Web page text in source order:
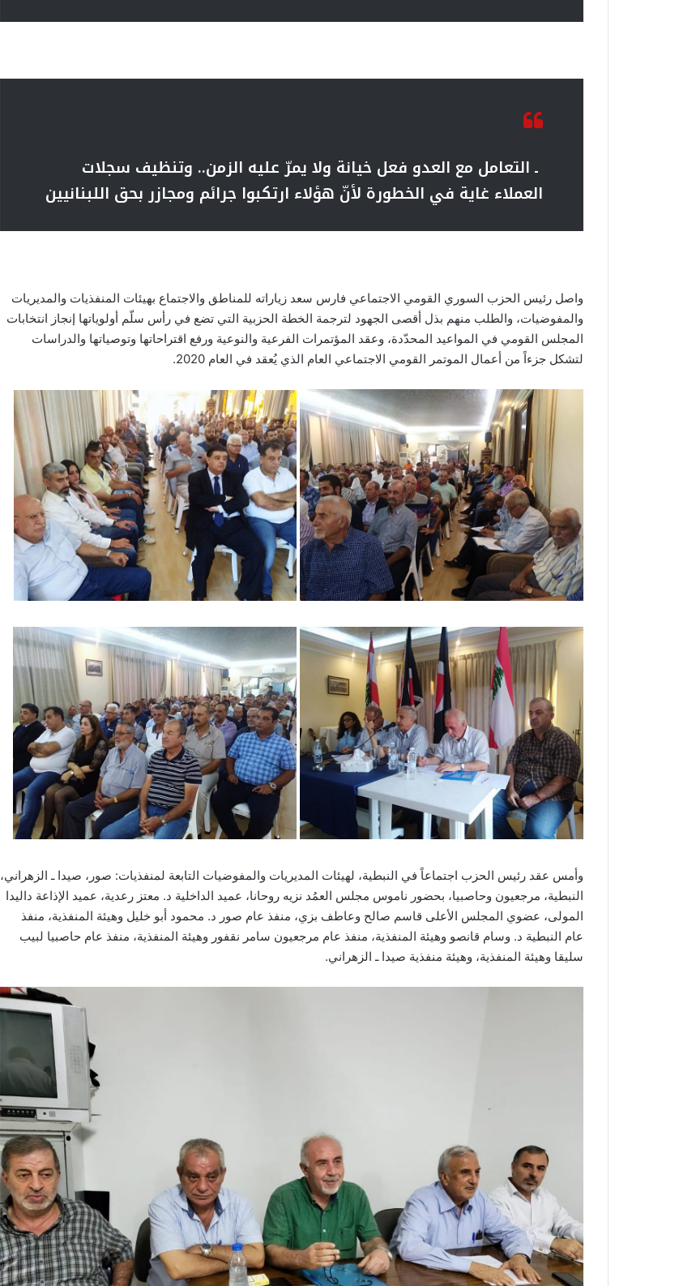
ـ التعامل مع العدو فعل خيانة ولا يمرّ عليه الزمن.. وتنظيف سجلات
العملاء غاية في الخطورة لأنّ هؤلاء ارتكبوا جرائم ومجازر بحق اللبنانيين
واصل رئيس الحزب السوري القومي الاجتماعي فارس سعد زياراته للمناطق والاجتماع بهيئات المنفذيات والمديريات
والمفوضيات، والطلب منهم بذل أقصى الجهود لترجمة الخطة الحزبية التي تضع في رأس سلّم أولوياتها إنجاز انتخابات
المجلس القومي في المواعيد المحدّدة، وعقد المؤتمرات الفرعية والنوعية ورفع اقتراحاتها وتوصياتها والدراسات
لتشكل جزءاً من أعمال الموتمر القومي الاجتماعي العام الذي يُعقد في العام 2020.
وأمس عقد رئيس الحزب اجتماعاً في النبطية، لهيئات المديريات والمفوضيات التابعة لمنفذيات: صور، صيدا ـ الزهراني،
النبطية، مرجعيون وحاصبيا، بحضور ناموس مجلس العمُد نزيه روحانا، عميد الداخلية د. معتز رعدية، عميد الإذاعة داليدا
المولى، عضوي المجلس الأعلى قاسم صالح وعاطف بزي، منفذ عام صور د. محمود أبو خليل وهيئة المنفذية، منفذ
عام النبطية د. وسام قانصو وهيئة المنفذية، منفذ عام مرجعيون سامر نقفور وهيئة المنفذية، منفذ عام حاصبيا لبيب
سليقا وهيئة المنفذية، وهيئة منفذية صيدا ـ الزهراني.